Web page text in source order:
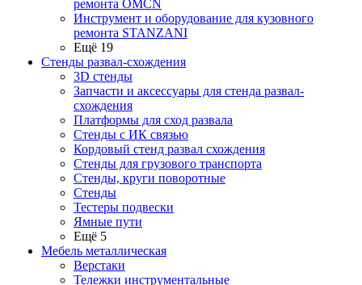
ремонта OMCN
Инструмент и оборудование для кузовного
ремонта STANZANI
Ещё 19
Стенды развал-схождения
3D стенды
Запчасти и аксессуары для стенда развал-
схождения
Платформы для сход развала
Стенды с ИК связью
Кордовый стенд развал схождения
Стенды для грузового транспорта
Стенды, круги поворотные
Стенды
Тестеры подвески
Ямные пути
Ещё 5
Мебель металлическая
Верстаки
Тележки инструментальные